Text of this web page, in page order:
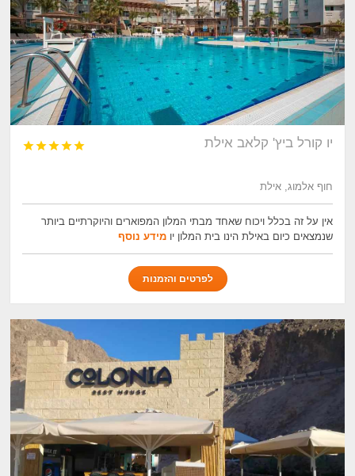
יו קורל ביץ' קלאב אילת 




חוף אלמוג, אילת
אין על זה בכלל ויכוח שאחד מבתי המלון המפוארים והיוקרתיים ביותר
שנמצאים כיום באילת הינו בית המלון יומידע נוסף
לפרטים והזמנות